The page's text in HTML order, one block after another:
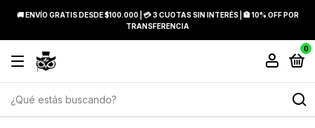
🚚 ENVÍO GRATIS DESDE $100.000 | 💳 3 CUOTAS SIN INTERÉS | 🏦 10% OFF POR
TRANSFERENCIA
0